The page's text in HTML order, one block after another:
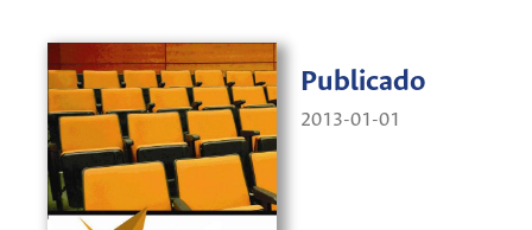
Publicado
2013-01-01